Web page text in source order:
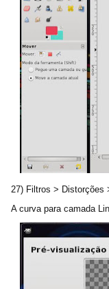
27) Filtros > Distorções
A curva para camada